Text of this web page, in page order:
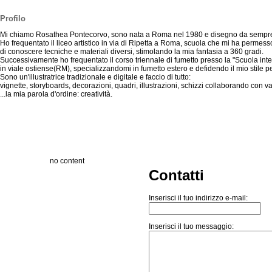
Profilo
Mi chiamo Rosathea Pontecorvo, sono nata a Roma nel 1980 e disegno da
Ho frequentato il liceo artistico in via di Ripetta a Roma, scuola che mi ha
di conoscere tecniche e materiali diversi, stimolando la mia fantasia a 360 gradi.
Successivamente ho frequentato il corso triennale di fumetto presso la "Scuola
in viale ostiense(RM), specializzandomi in fumetto estero e defidendo il mio stile
Sono un'illustratrice tradizionale e digitale e faccio di tutto:
vignette, storyboards, decorazioni, quadri, illustrazioni, schizzi collaborando con
...la mia parola d'ordine: creatività.
no content
Contatti
Inserisci il tuo indirizzo e-mail:
Inserisci il tuo messaggio: